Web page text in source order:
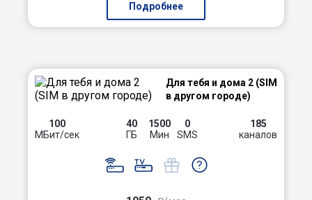
Подробнее
Для тебя и дома 2 (SIM
в другом городе)
100
МБит/сек
40
ГБ
1500
Мин
0
SMS
185
каналов